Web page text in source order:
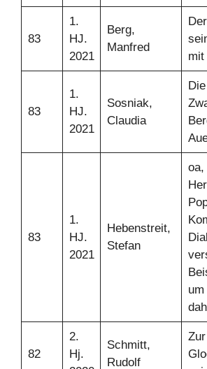
83
1.
HJ.
2021
Berg,
Manfred
mit
83
1.
HJ.
2021
Sosniak,
Claudia
83
1.
HJ.
2021
Hebenstreit,
Stefan
oa,
82
2.
Hj.
Schmitt,
Rudolf